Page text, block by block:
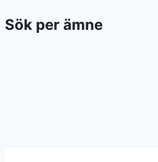
Sök per ämne